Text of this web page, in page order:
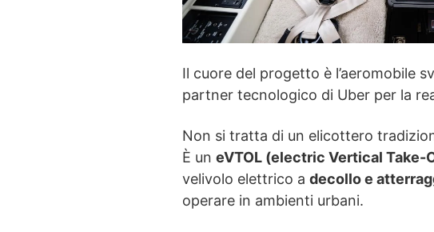
Il cuore del progetto è l’aeromobile
partner tecnologico di Uber per la
Non si tratta di un elicottero
È un eVTOL (electric Vertical Take-
velivolo elettrico a decollo e
operare in ambienti urbani.